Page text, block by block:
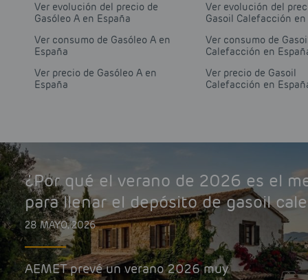
Ver evolución del precio de
Gasóleo A en España
Ver consumo de Gasóleo A en
España
Ver precio de Gasóleo A en
España
Ver evolución del
Gasoil Calefacción en
Ver consumo de
Calefacción en
Ver precio de Gasoil
Calefacción en
¿Por qué el verano de 2026 es el
para llenar el depósito de gasoil
28 MAYO, 2026
AEMET prevé un verano 2026 muy